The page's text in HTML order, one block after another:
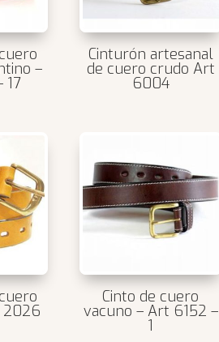
–
17
Cinturón artesanal
de cuero crudo Art
6004
2026
Cinto de cuero
vacuno – Art 6152 –
1